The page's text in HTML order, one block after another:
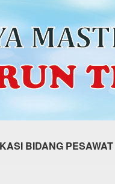
BIDANG